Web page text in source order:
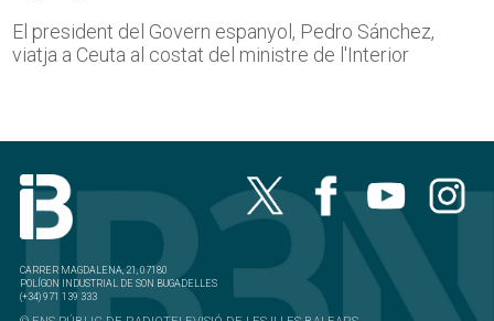
El president del Govern espanyol, Pedro Sánchez,
viatja a Ceuta al costat del ministre de l'Interior
CARRER MAGDALENA, 21, 07180
POLÍGON INDUSTRIAL DE SON BUGADELLES
(+34) 971 139 333